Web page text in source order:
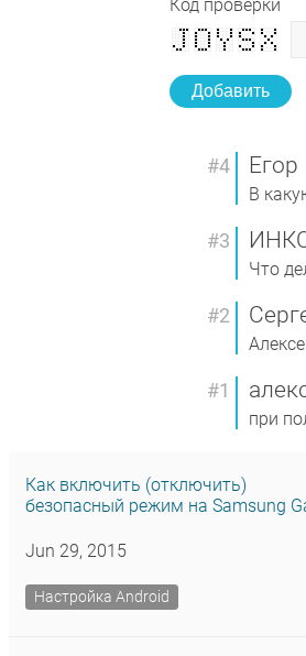
Код проверки
Добавить
#4 Егор
В
#3
Что
#2
#1
при
Как включить (отключить)
безопасный режим на Samsung
Jun 29, 2015
Настройка Android